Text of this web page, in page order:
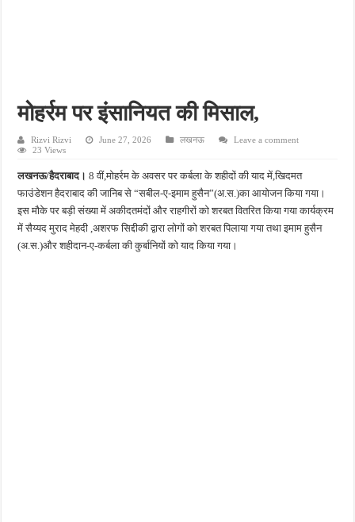
पेड़ लगाने के विवाद ने लिया हिंसक मोड़, महिला पर कुल्हाड़ी से किया हमला
मोहर्रम पर इंसानियत की मिसाल,
Rizvi Rizvi June 27, 2026 लखनऊ
Leave a comment
23 Views
लखनऊ/हैदराबाद।8 वीं,मोहर्रम के अवसर पर कर्बला के शहीदों की याद में,खिदमत
फाउंडेशन हैदराबाद की जानिब से “सबील-ए-इमाम हुसैन”(अ.स.)का आयोजन किया गया।
इस मौके पर बड़ी संख्या में अकीदतमंदों और राहगीरों को शरबत वितरित किया गया कार्यक्रम
में सैय्यद मुराद मेहदी ,अशरफ सिद्दीकी द्वारा लोगों को शरबत पिलाया गया तथा इमाम हुसैन
(अ.स.)और शहीदान-ए-कर्बला की कुर्बानियों को याद किया गया।